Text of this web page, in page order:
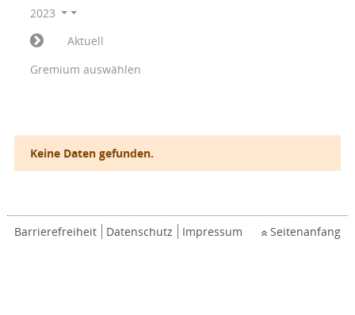
2023
Aktuell
Gremium auswählen
Keine Daten gefunden.
Barrierefreiheit Datenschutz Impressum Seitenanfang